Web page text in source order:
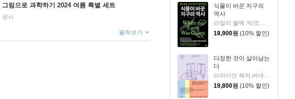
식물이 바꾼 지구의
역사
18,900원 (10% 할인)
다정한 것이 살아남는
다
19,800원 (10% 할인)
그림으로 과학하기 2024 여름 특별 세트
상시
펼쳐보기